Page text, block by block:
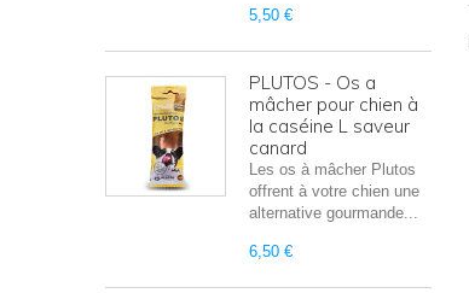
5,50 €
PLUTOS - Os a
mâcher pour chien à
la caséine L saveur
canard
Les os à mâcher Plutos
offrent à votre chien une
alternative gourmande...
6,50 €